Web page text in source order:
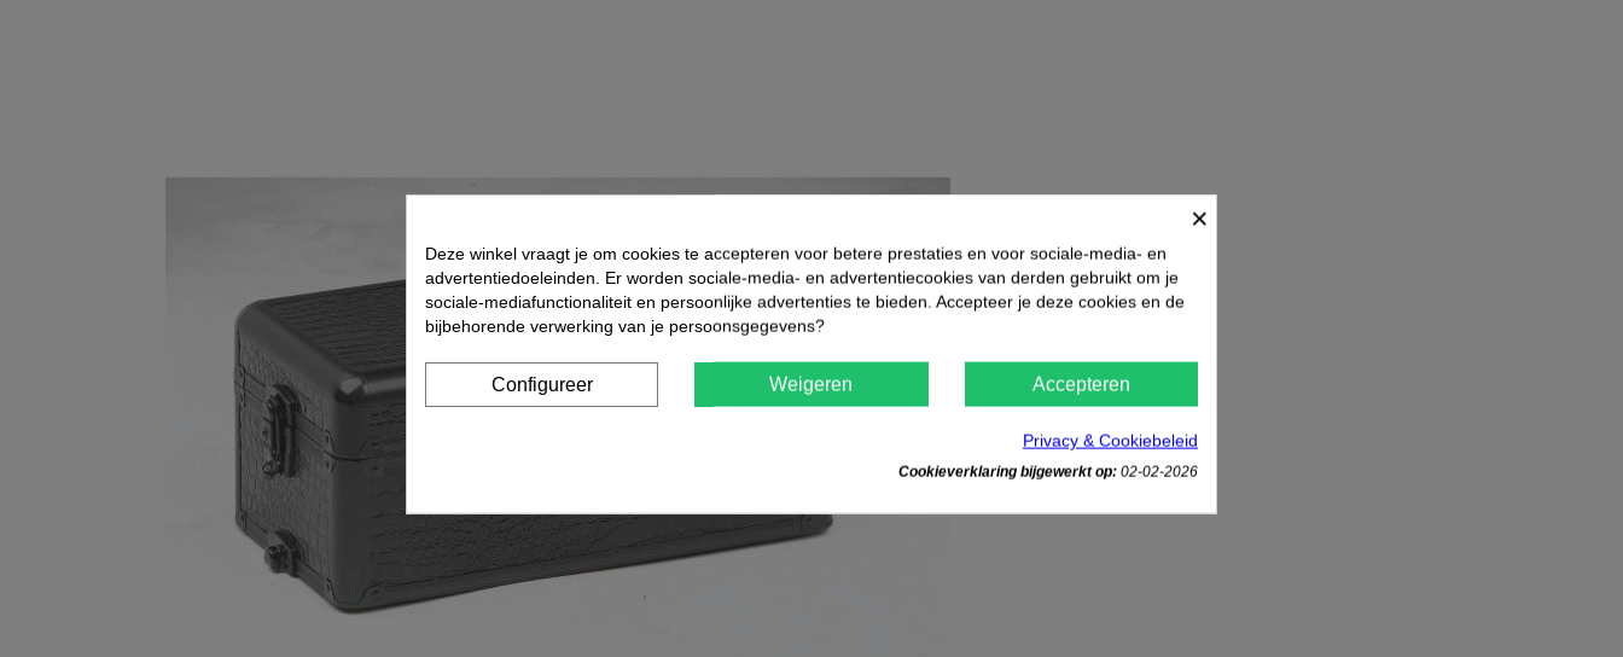
×
Deze winkel vraagt je om cookies te accepteren voor betere prestaties en voor sociale-media- en
advertentiedoeleinden. Er worden sociale-media- en advertentiecookies van derden gebruikt om je
sociale-mediafunctionaliteit en persoonlijke advertenties te bieden. Accepteer je deze cookies en de
bijbehorende verwerking van je persoonsgegevens?
Configureer Weigeren Accepteren
Privacy & Cookiebeleid
Cookieverklaring bijgewerkt op: 02-02-2026